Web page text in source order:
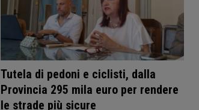
Tutela di pedoni e ciclisti, dalla
Provincia 295 mila euro per rendere
le strade più sicure